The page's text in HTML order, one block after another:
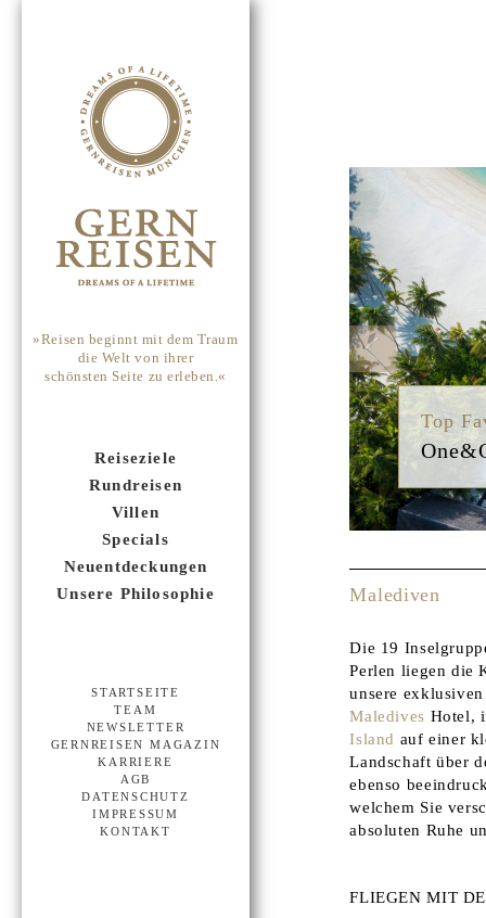
»Reisen beginnt mit dem Traum
die Welt von ihrer
schönsten Seite zu erleben.«
Reiseziele
Rundreisen
Villen
Specials
Neuentdeckungen
Unsere Philosophie
STARTSEITE
TEAM
NEWSLETTER
GERNREISEN MAGAZIN
KARRIERE
AGB
DATENSCHUTZ
IMPRESSUM
KONTAKT
Top
Malediven
Die 19
Perlen liegen die
unsere
Maledives Hotel,
Island auf einer
Landschaft über
ebenso
welchem Sie
absoluten Ruhe
FLIEGEN MIT